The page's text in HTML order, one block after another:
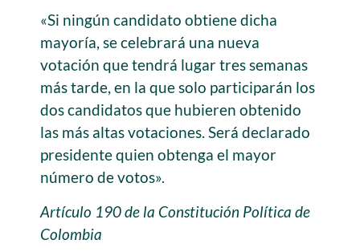
«Si ningún candidato obtiene dicha
mayoría, se celebrará una nueva
votación que tendrá lugar tres semanas
más tarde, en la que solo participarán los
dos candidatos que hubieren obtenido
las más altas votaciones. Será declarado
presidente quien obtenga el mayor
número de votos».
Artículo 190 de la Constitución Política de
Colombia